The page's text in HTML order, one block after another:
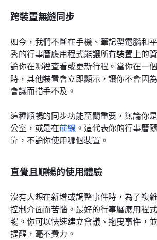
跨裝置無縫同步
如今，我們不斷在手機、筆記型電腦和
秀的行事曆應用程式能讓所有裝置上的
論你在哪裡查看或更新行程。當你在一
時，其他裝置會立即顯示，讓你不會因
會議而措手不及。
這種順暢的同步功能至關重要，無論你
公室，或是在前線 。這代表你的行事曆
靠，不論你使用哪個裝置。
直覺且順暢的使用體驗
沒有人想在新增或調整事件時，為了複
控制介面而苦惱。最好的行事曆應用程
暢。你可以快速建立會議、拖曳事件，
提醒，毫不費力。